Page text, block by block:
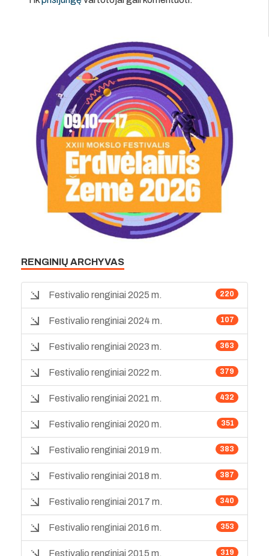
RENGINIŲ ARCHYVAS
220
Festivalio renginiai 2025 m.
107
Festivalio renginiai 2024 m.
363
Festivalio renginiai 2023 m.
379
Festivalio renginiai 2022 m.
432
Festivalio renginiai 2021 m.
351
Festivalio renginiai 2020 m.
383
Festivalio renginiai 2019 m.
387
Festivalio renginiai 2018 m.
340
Festivalio renginiai 2017 m.
353
Festivalio renginiai 2016 m.
319
Festivalio renginiai 2015 m.